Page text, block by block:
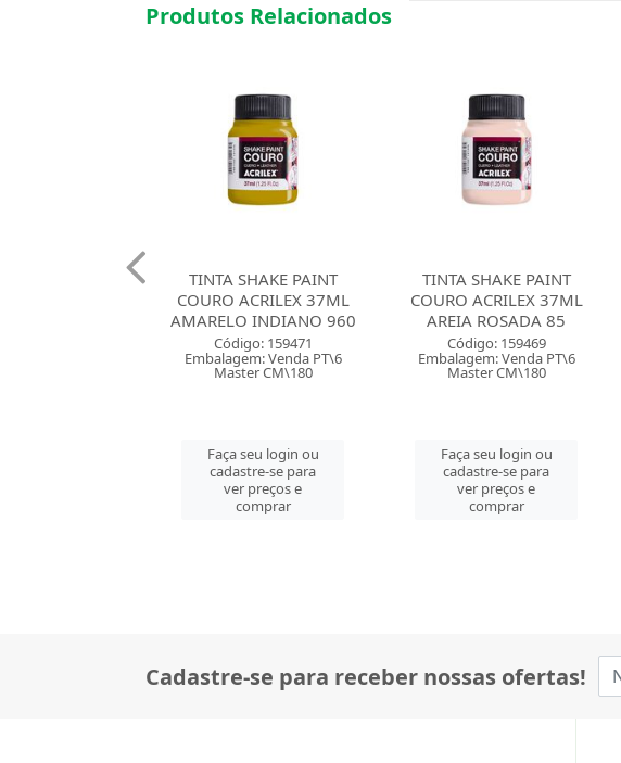
Produtos Relacionados
TINTA SHAKE PAINT
COURO ACRILEX 37ML
AREIA ROSADA 85
Código: 159469
Embalagem: Venda PT\6
Master CM\180
Faça seu login ou
cadastre-se para
ver preços e
comprar
TINTA SHAKE PAINT
COURO ACRILEX 37ML
VERDE MACA 802
Código: 159467
Embalagem: Venda PT\6
Master CM\180
Faça seu login ou
cadastre-se para
ver preços e
comprar
Cadastre-se para receber nossas ofertas!